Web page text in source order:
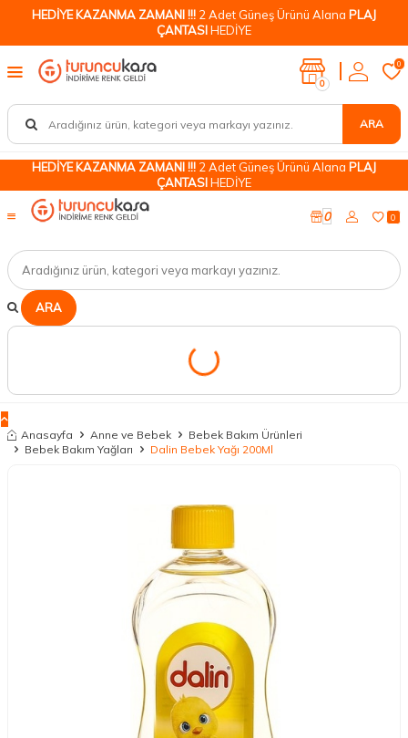
HEDİYE KAZANMA ZAMANI !!! 2 Adet Güneş Ürünü Alana PLAJ
ÇANTASIHEDİYE
ARA
0
0
HEDİYE KAZANMA ZAMANI !!! 2 Adet Güneş Ürünü Alana PLAJ
ÇANTASIHEDİYE
ARA
0 0
Anasayfa Anne ve Bebek
Bebek Bakım Ürünleri
Bebek Bakım Yağları
Dalin Bebek Yağı 200Ml